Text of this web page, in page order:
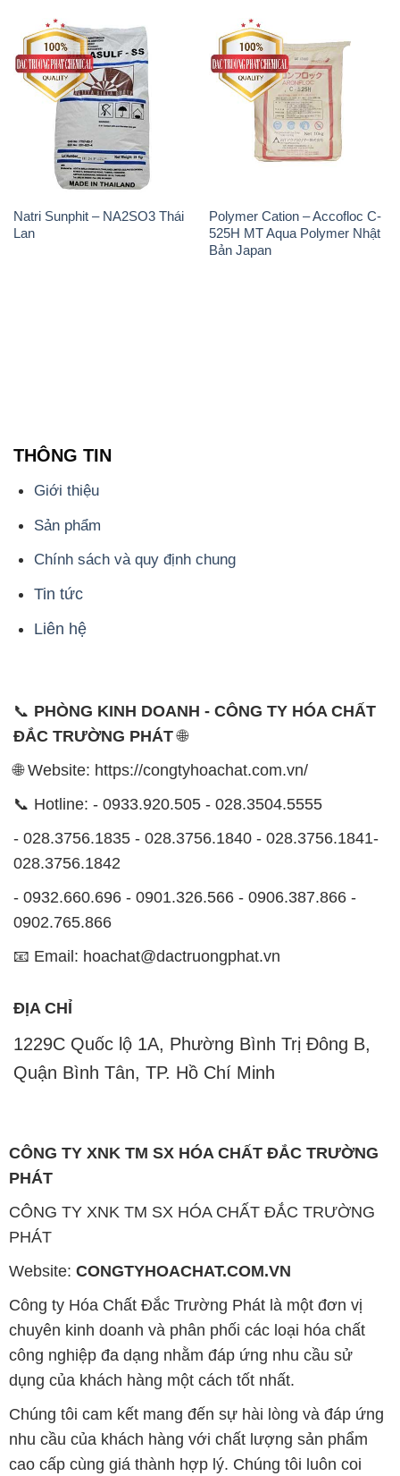
Natri Sunphit – NA2SO3 Thái
Lan
Polymer Cation – Accofloc C-
525H MT Aqua Polymer Nhật
Bản Japan
THÔNG TIN
Giới thiệu
Sản phẩm
Chính sách và quy định chung
Tin tức
Liên hệ
📞 PHÒNG KINH DOANH - CÔNG TY HÓA CHẤT
ĐẮC TRƯỜNG PHÁT🌐
🌐 Website: https://congtyhoachat.com.vn/
📞 Hotline: - 0933.920.505 - 028.3504.5555
- 028.3756.1835 - 028.3756.1840 - 028.3756.1841-
028.3756.1842
- 0932.660.696 - 0901.326.566 - 0906.387.866 -
0902.765.866
📧 Email: hoachat@dactruongphat.vn
ĐỊA CHỈ
1229C Quốc lộ 1A, Phường Bình Trị Đông B,
Quận Bình Tân, TP. Hồ Chí Minh
CÔNG TY XNK TM SX HÓA CHẤT ĐẮC TRƯỜNG
PHÁT
CÔNG TY XNK TM SX HÓA CHẤT ĐẮC TRƯỜNG
PHÁT
Website: CONGTYHOACHAT.COM.VN
Công ty Hóa Chất Đắc Trường Phát là một đơn vị
chuyên kinh doanh và phân phối các loại hóa chất
công nghiệp đa dạng nhằm đáp ứng nhu cầu sử
dụng của khách hàng một cách tốt nhất.
Chúng tôi cam kết mang đến sự hài lòng và đáp ứng
nhu cầu của khách hàng với chất lượng sản phẩm
cao cấp cùng giá thành hợp lý. Chúng tôi luôn coi